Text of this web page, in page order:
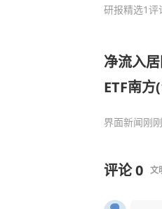
研报精选1评
净流入
ETF南
界面新闻刚刚
评论0 文